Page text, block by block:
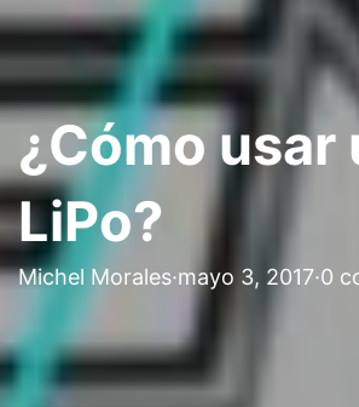
¿Cómo usar
LiPo?
Michel Morales·mayo 3, 2017·0